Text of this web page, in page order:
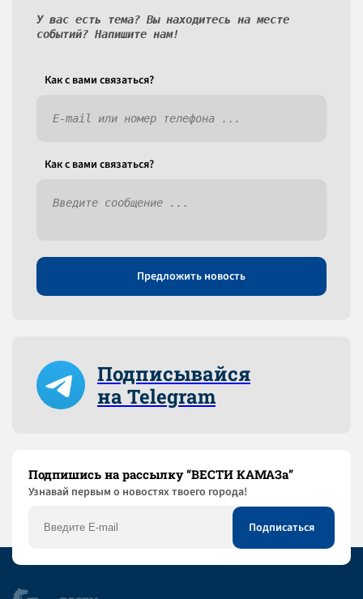
У вас есть тема? Вы находитесь на месте
событий? Напишите нам!
Как c вами связаться?
Как c вами связаться?
Предложить новость
Подписывайся
на Telegram
Подпишись на рассылку “ВЕСТИ КАМАЗа”
Узнaвай первым о новостях твоего города!